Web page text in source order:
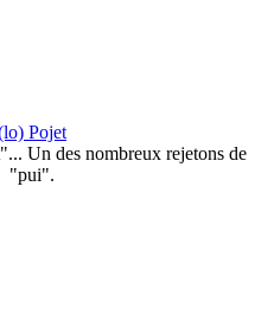
Pojet
Un des nombreux rejetons de
"pui".